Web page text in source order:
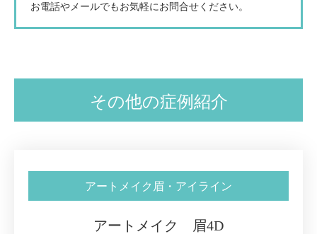
お電話やメールでもお気軽にお問合せください。
その他の症例紹介
アートメイク眉・アイライン
アートメイク 眉4D